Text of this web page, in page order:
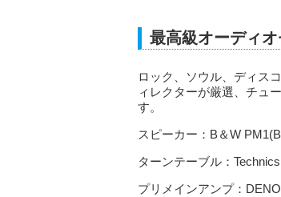
最高級オーディ
ロック、ソウル、ディス
ィレクターが厳選、チュ
す。
スピーカー：B＆W
ターンテーブル：
プリメインアンプ：